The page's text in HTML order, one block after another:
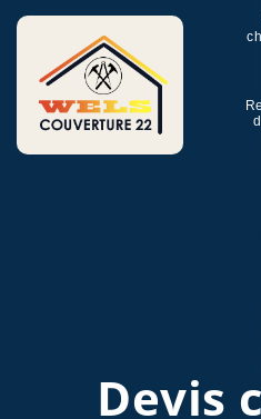
Devis